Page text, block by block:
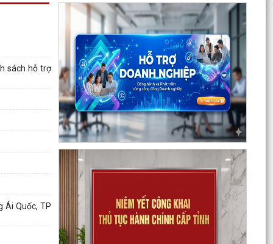
sách hỗ trợ
Ái Quốc, TP
ngừng hoạt động mạng thông tin di động công
nghệ 2G
Thông báo Tuyển ứng viên điều dưỡng, nhân
viên chăm sóc đi làm việc tại Nhật Bản theo
chương trình...
Thông báo tình hình sâu bệnh trên lúa Mùa, cây
ăn quả và dự báo trong thời gian tới
Tuyên truyền Chung kết Hội thi lực lượng tham
gia bảo vệ an ninh, trật tự ở cơ sở giỏi toàn
quốc...
Quyết định Ban hành định mức kinh tế - kỹ thuật
đối với các dịch vụ giáo dục mầm non, giáo dục
Công khai Quyết định số 3084/QĐ-UBND ngày